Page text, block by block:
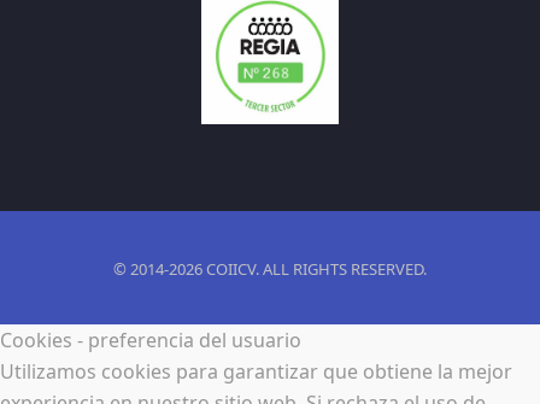
© 2014-2026 COIICV. ALL RIGHTS RESERVED.
Cookies - preferencia del usuario
Utilizamos cookies para garantizar que obtiene la mejor